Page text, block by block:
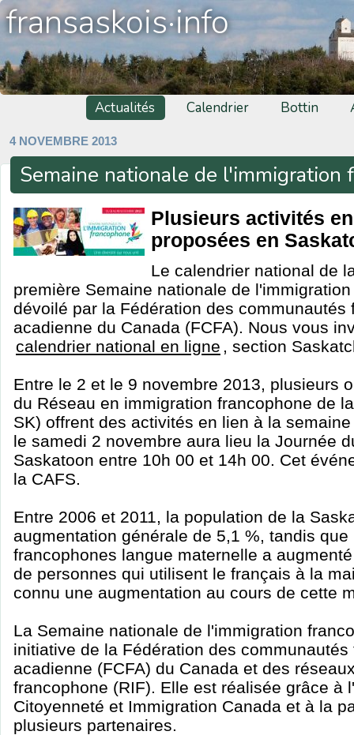
fransaskois·info
Actualités Calendrier Bottin
4 NOVEMBRE 2013
Semaine nationale de l'immigration
Plusieurs activités
proposées en
Le calendrier national de
première Semaine nationale de
dévoilé par la Fédération des communautés
acadienne du Canada (FCFA). Nous vous
calendrier national en ligne , section
Entre le 2 et le 9 novembre 2013, plusieurs
du Réseau en immigration francophone de
SK) offrent des activités en lien à la
le samedi 2 novembre aura lieu la Journée
Saskatoon entre 10h 00 et 14h 00. Cet
la CAFS.
Entre 2006 et 2011, la population de la
augmentation générale de 5,1 %, tandis
francophones langue maternelle a
de personnes qui utilisent le français à la
connu une augmentation au cours de cette
La Semaine nationale de l'immigration
initiative de la Fédération des
acadienne (FCFA) du Canada et des
francophone (RIF). Elle est réalisée grâce à
Citoyenneté et Immigration Canada et à la
plusieurs partenaires.